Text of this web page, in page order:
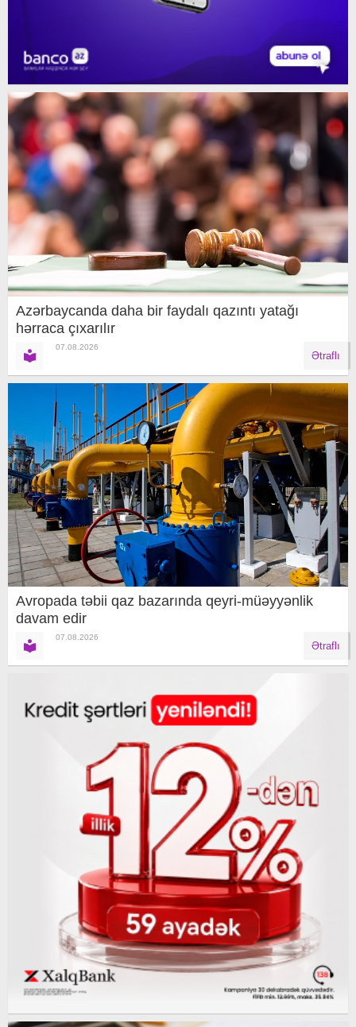
Azərbaycanda daha bir faydalı qazıntı yatağı
hərraca çıxarılır
07.08.2026
Ətraflı
Avropada təbii qaz bazarında qeyri-müəyyənlik
davam edir
07.08.2026
Ətraflı